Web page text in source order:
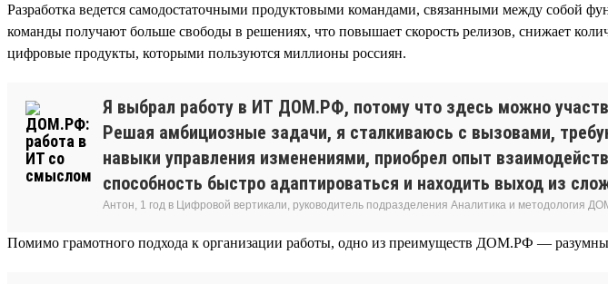
Разработка ведется самодостаточными продуктовыми командами, связанными между собой
команды получают больше свободы в решениях, что повышает скорость релизов, снижает
цифровые продукты, которыми пользуются миллионы россиян.
Я выбрал работу в ИТ ДОМ.РФ, потому что здесь можно
Решая амбициозные задачи, я сталкиваюсь с вызовами,
навыки управления изменениями, приобрел опыт
способность быстро адаптироваться и находить выход из
Антон, 1 год в Цифровой вертикали, руководитель подразделения Аналитика и методология
Помимо грамотного подхода к организации работы, одно из преимуществ ДОМ.РФ —